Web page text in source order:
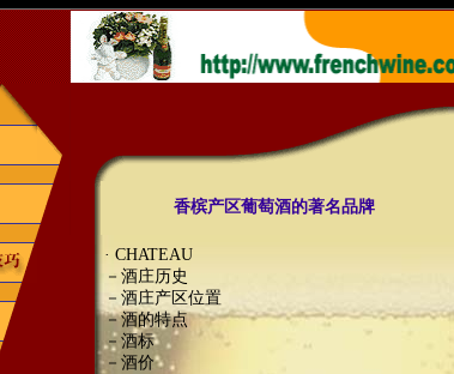
香槟产区葡萄酒的著名品牌
· CHATEAU
－酒庄历史
－酒庄产区位置
－酒的特点
－酒标
－酒价